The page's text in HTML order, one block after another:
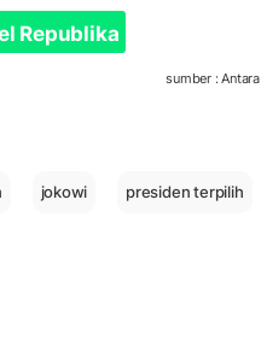
Republika
sumber : Antara
jokowi presiden terpilih